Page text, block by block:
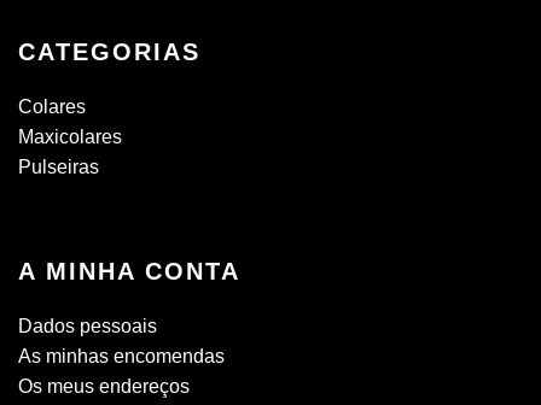
CATEGORIAS
Colares
Maxicolares
Pulseiras
A MINHA CONTA
Dados pessoais
As minhas encomendas
Os meus endereços